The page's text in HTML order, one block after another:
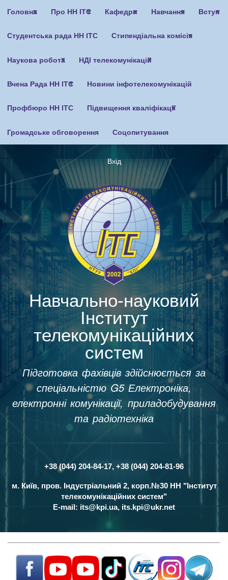
до
вмісту
Головна Про НН ІТС Кафедри Навчання Вступ
Студентська рада НН ІТС Стипендіальна комісія
Наукова робота НДІ телекомунікацій
Вчена Рада НН ІТС Новини інфотелекомунікацій
Профбюро НН ІТС Підвищення кваліфікації
Громадське обговорення Соцопитування
облікового
запису
користувача
Вхід
Навчально-науковий
Інститут
телекомунікаційних
систем
Підготовка фахівців здійснюється за
спеціальністю G5 Електроніка,
електронні комунікації, приладобудування
та радіотехніка
Контакти
+38 (044) 204-84-17, +38 (044) 204-81-96
м. Київ, пров. Індустріальний 2, корп.№30 НН "Інститут
телекомунікаційних систем"
E-mail: its@kpi.ua, its.kpi@ukr.net